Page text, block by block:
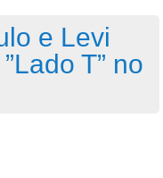
e Levi
T” no